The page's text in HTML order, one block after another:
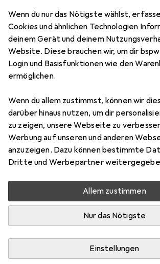
Wenn du nur das Nötigste wählst,
Cookies und ähnlichen Technologien
deinem Gerät und deinem
Website. Diese brauchen wir, um dir
Login und Basisfunktionen wie den
ermöglichen.
Wenn du allem zustimmst, können wir
darüber hinaus nutzen, um dir
zu zeigen, unsere Webseite zu
Werbung auf unseren und anderen
anzuzeigen. Dazu können bestimmte
Dritte und Werbepartner
Allem zustimmen
Nur das Nötigste
Einstellungen
EuroliteFlügelbegrenzer
2000 sw
Preis in EUR inkl. MwSt.
EUR
39,22
Schneller lieferbar
Angebot fürEUR
50,34
Zwischen Mi, 19.8. und Sa, 22.8.
Mehr als 10 Stück an Lager beim
Benachrichtigen, wenn schneller